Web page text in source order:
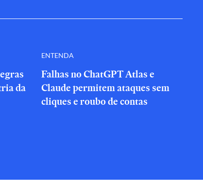
da
ENTENDA
Falhas no ChatGPT Atlas e
Claude permitem ataques sem
cliques e roubo de contas